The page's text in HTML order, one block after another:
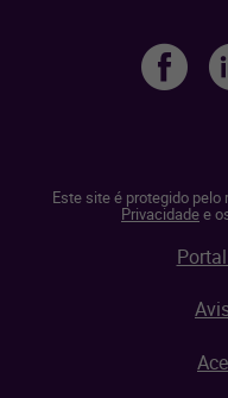
Este site é protegido pelo
Privacidadee